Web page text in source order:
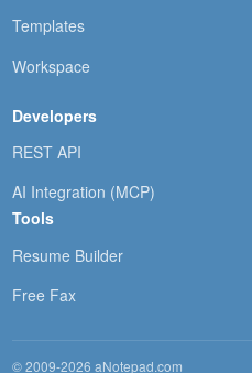
Templates
Workspace
Developers
REST API
AI Integration (MCP)
Tools
Resume Builder
Free Fax
© 2009-2026 aNotepad.com